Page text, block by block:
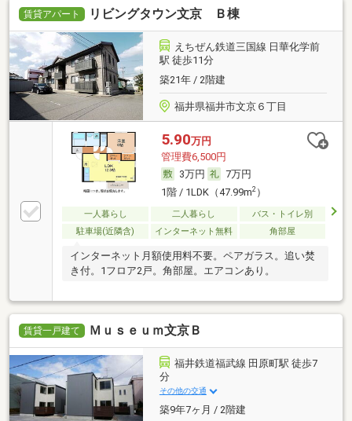
賃貸アパート リビングタウン文京 Ｂ棟
えちぜん鉄道三国線 日華化学前
駅 徒歩11分
築21年 / 2階建
福井県福井市文京６丁目
5.90万円
管理費6,500円
3万円
7万円
1階 / 1LDK（47.99m2）
一人暮らし 二人暮らし
バス・トイレ別
駐車場(近隣含)
インターネット無料 角部屋
インターネット月額使用料不要。ペアガラス。追い焚
き付。1フロア2戸。角部屋。エアコンあり。
賃貸一戸建て Ｍｕｓｅｕｍ文京Ｂ
福井鉄道福武線 田原町駅 徒歩7
分
その他の交通
築9年7ヶ月 / 2階建